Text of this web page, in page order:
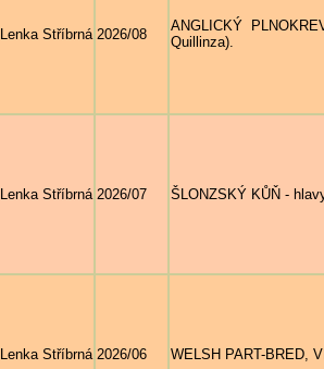
Lenka Stříbrná 2026/08
ANGLICKÝ
Quillinza).
Lenka Stříbrná 2026/07 ŠLONZSKÝ KŮŇ -
Lenka Stříbrná 2026/06 WELSH PART-BRED,